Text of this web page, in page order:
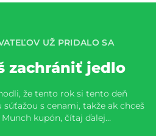
UŽ PRIDALO SA
zachrániť jedlo
že tento rok si tento deň
s cenami, takže ak chceš
kupón, čítaj ďalej…